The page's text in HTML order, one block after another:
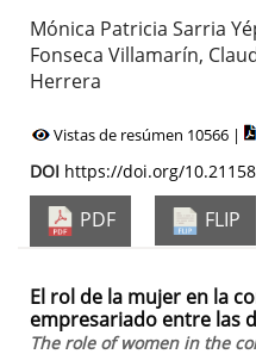
Mónica Patricia Sarria
Fonseca Villamarín,
Herrera
Vistas de resúmen 10566 |
DOI https://doi.org/
PDF FLIP
El rol de la mujer en la
empresariado entre las
The role of women in the